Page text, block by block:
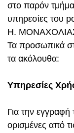
στο παρόν τμήμα
υπηρεσίες του
Η.
Τα προσωπικά
τα ακόλουθα:
Υπηρεσίες
Για την
ορισμένες από